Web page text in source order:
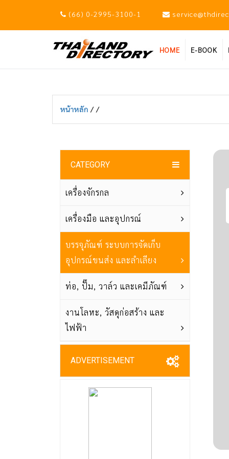
(66) 0-2995-3100-1
HOME E-BOOK
หน้าหลัก / /
CATEGORY
เครื่องจักรกล
เครื่องมือ และอุปกรณ์
บรรจุภัณฑ์ ระบบการจัดเก็บ
อุปกรณ์ขนส่ง และลำเลียง
ท่อ, ปั๊ม, วาล์ว และเคมีภัณฑ์
งานโลหะ, วัสดุก่อสร้าง และ
ไฟฟ้า
ADVERTISEMENT